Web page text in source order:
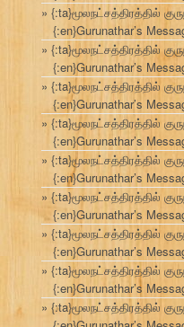
{:ta}மூலநட்சத்திரத்தில்
{:en}Gurunathar’s
{:ta}மூலநட்சத்திரத்தில்
{:en}Gurunathar’s
{:ta}மூலநட்சத்திரத்தில்
{:en}Gurunathar’s
{:ta}மூலநட்சத்திரத்தில்
{:en}Gurunathar’s
{:ta}மூலநட்சத்திரத்தில்
{:en}Gurunathar’s
{:ta}மூலநட்சத்திரத்தில்
{:en}Gurunathar’s
{:ta}மூலநட்சத்திரத்தில்
{:en}Gurunathar’s
{:ta}மூலநட்சத்திரத்தில்
{:en}Gurunathar’s
{:ta}மூலநட்சத்திரத்தில்